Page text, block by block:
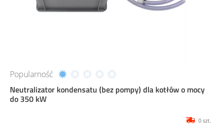
Popularność
Neutralizator kondensatu (bez pompy) dla kotłów o mocy
do 350 kW
0 szt.